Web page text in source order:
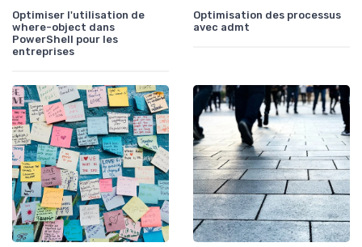
Optimiser l'utilisation de
where-object dans
PowerShell pour les
entreprises
Optimisation des processus
avec admt